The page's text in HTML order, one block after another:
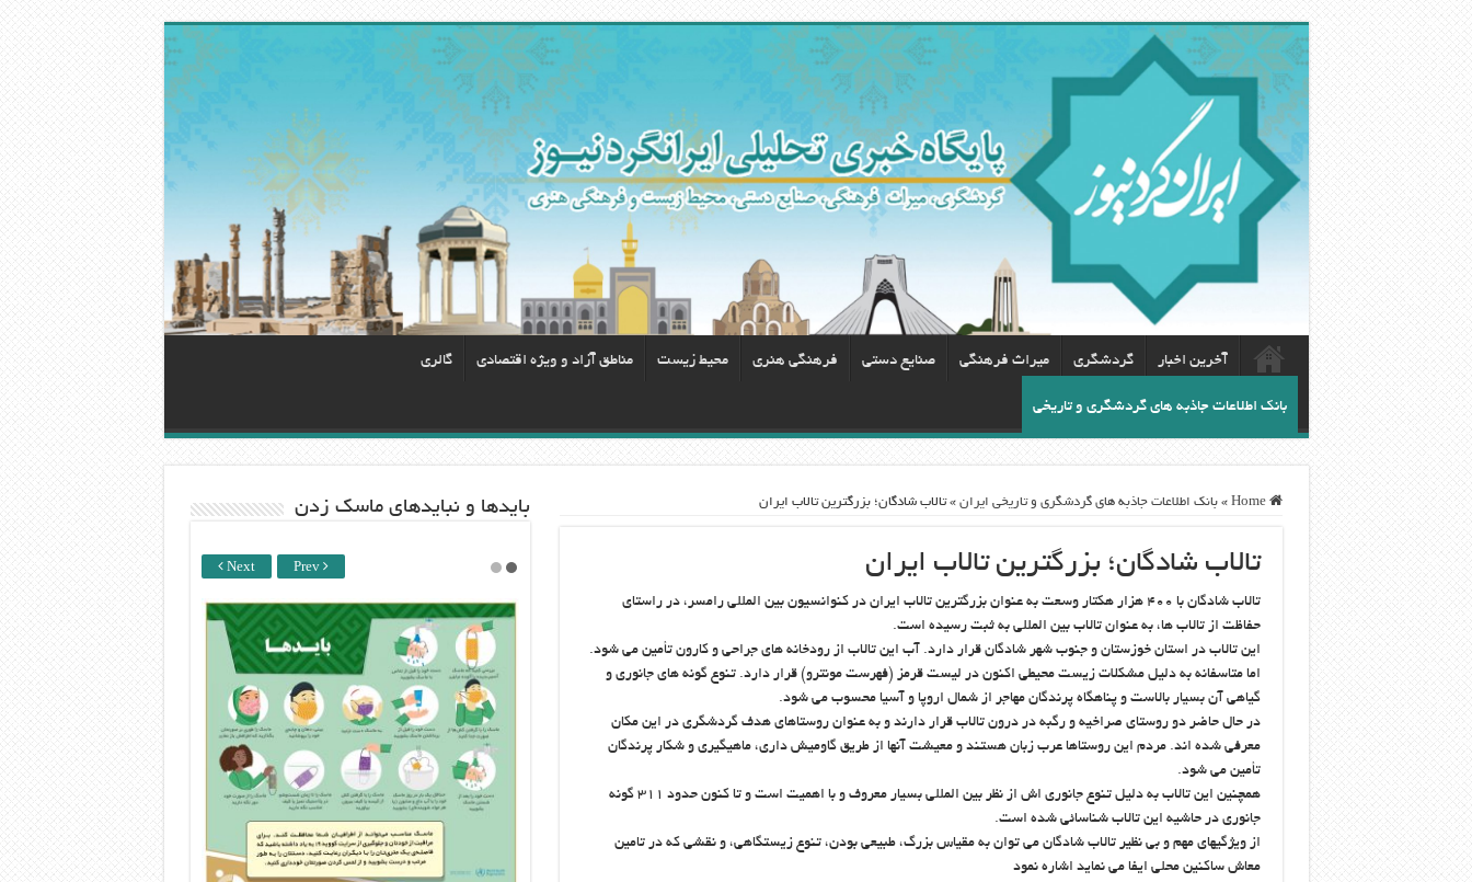
آخرین اخبار گردشگری ميراث فرهنگی صنایع دستی فرهنگی هنری محيط زيست مناطق آزاد و ویژه اقتصادی گالری
بانک اطلاعات جاذبه های گردشگری و تاریخی
Home
» بانک اطلاعات جاذبه های گردشگری و تاریخی ایران » تالاب شادگان؛ بزرگترین تالاب ایران
تالاب شادگان؛ بزرگترین تالاب ایران
تالاب شادگان با ۴۰۰ هزار هکتار وسعت به عنوان بزرگترین تالاب ایران در کنوانسیون بین المللی رامسر، در راستای
حفاظت از تالاب ها، به عنوان تالاب بین المللی به ثبت رسیده است.
این تالاب در استان خوزستان و جنوب شهر شادگان قرار دارد. آب این تالاب از رودخانه های جراحی و کارون تأمین می شود.
اما متاسفانه به دلیل مشکلات زیست محیطی اکنون در لیست قرمز (فهرست مونترو) قرار دارد. تنوع گونه های جانوری و
گیاهی آن بسیار بالاست و پناهگاه پرندگان مهاجر از شمال اروپا و آسیا محسوب می شود.
در حال حاضر دو روستای صراخیه و رگبه در درون تالاب قرار دارند و به عنوان روستاهای هدف گردشگری در این مکان
معرفی شده اند. مردم این روستاها عرب زبان هستند و معیشت آنها از طریق گاومیش داری، ماهیگیری و شکار پرندگان
تأمین می شود.
همچنین این تالاب به دلیل تنوع جانوری اش از نظر بین المللی بسیار معروف و با اهمیت است و تا کنون حدود ۳۱۱ گونه
جانوری در حاشیه این تالاب شناسائی شده است.
از ویژگیهای مهم و بی نظیر تالاب شادگان می توان به مقیاس بزرگ، طبیعی بودن، تنوع زیستگاهی، و نقشی که در تامین
معاش ساکنین محلی ایفا می نماید اشاره نمود
باید‌ها و نبایدهای ماسک زدن
Next Prev